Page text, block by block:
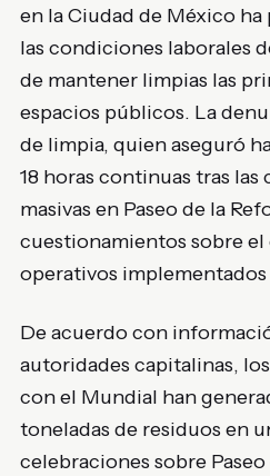
en la Ciudad de México
las condiciones laborales
de mantener limpias las
espacios públicos. La
de limpia, quien aseguró
18 horas continuas tras
masivas en Paseo de la
cuestionamientos sobre
operativos
De acuerdo con
autoridades capitalinas,
con el Mundial han
toneladas de residuos en
celebraciones sobre